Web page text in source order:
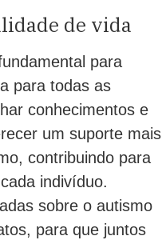
de vida
para
para todas as
conhecimentos e
um suporte mais
contribuindo para
indivíduo.
sobre o autismo
para que juntos